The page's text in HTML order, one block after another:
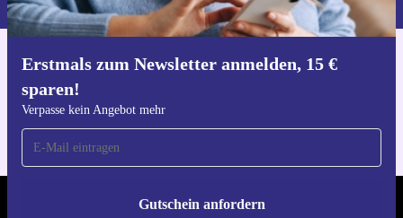
Erstmals zum Newsletter anmelden, 15 €
sparen!
Verpasse kein Angebot mehr
Gutschein anfordern
Hol dir die refurbed-App
REFURBED ÖSTERREICH - RETHINK NEW.